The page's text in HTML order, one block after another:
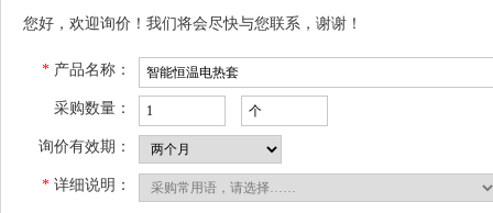
您好，欢迎询价！我们将会尽快与您联系，谢谢！
* 产品名称：
采购数量：
询价有效期：
* 详细说明：